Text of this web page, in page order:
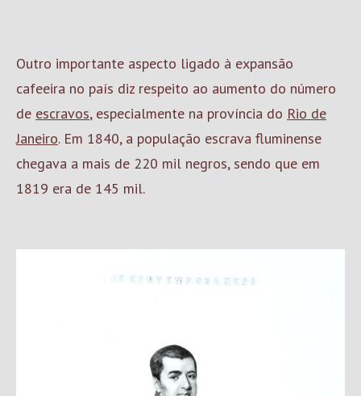
Outro importante aspecto ligado à expansão
cafeeira no país diz respeito ao aumento do número
de escravos, especialmente na província do Rio de
Janeiro. Em 1840, a população escrava fluminense
chegava a mais de 220 mil negros, sendo que em
1819 era de 145 mil.